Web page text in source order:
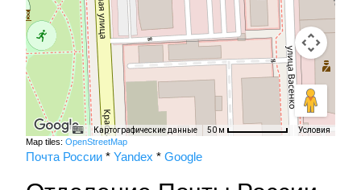
Картографические данные 50 м Условия
Map tiles: OpenStreetMap
Почта России * Yandex * Google